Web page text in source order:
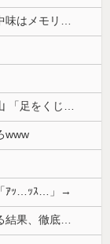
韓国メディア「経済成長しているといっても中味はメモリ価格だけ。雇用増加見通しが半減してしまった」……韓国の内需不況は根強い状況っすね
ドイツ人男性がランニングシューズで富士登山 「足をくじいて動けない」
www
ｱｯ…ｯｽ…」→
韓国人「安貞桓が韓国代表に激怒！『惨憺たる結果、徹底的な刷新が必要だ』と監督や協会を痛烈批判」